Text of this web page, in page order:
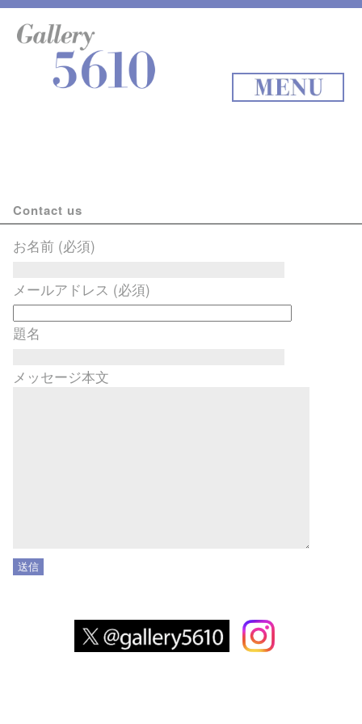
MENU
Exhibition
About 5610
Archives
Map
online store
Staff Blog
Contact us
お名前 (必須)
メールアドレス (必須)
題名
メッセージ本文